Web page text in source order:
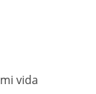
vida